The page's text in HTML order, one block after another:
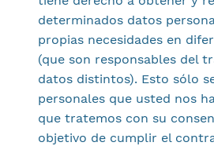
determinados datos
propias necesidades en
(que son responsables del
datos distintos). Esto sólo
personales que usted nos
que tratemos con su
objetivo de cumplir el